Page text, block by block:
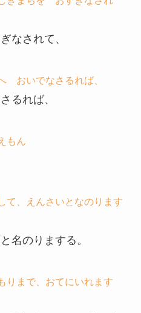
なされて、
おいでなさるれば、
るれば、
もん
、えんさいとなのります
名のりまする。
りまで、おてにいれます